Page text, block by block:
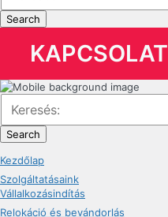
Search
KAPCSOLAT
Search
Kezdőlap
Szolgáltatásaink
Vállalkozásindítás
Relokáció és bevándorlás